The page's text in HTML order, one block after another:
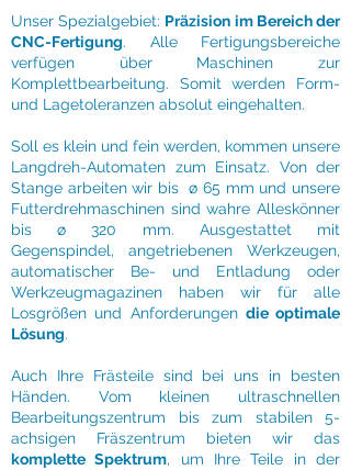
Unser Spezialgebiet: Präzision im Bereich der
CNC-Fertigung. Alle Fertigungsbereiche
verfügen über Maschinen zur
Komplettbearbeitung. Somit werden Form-
und Lagetoleranzen absolut eingehalten.
Soll es klein und fein werden, kommen unsere
Langdreh-Automaten zum Einsatz. Von der
Stange arbeiten wir bisø 65 mm und unsere
Futterdrehmaschinen sind wahre Alleskönner
bis ø 320 mm. Ausgestattet mit
Gegenspindel, angetriebenen Werkzeugen,
automatischer Be- und Entladung oder
Werkzeugmagazinen haben wir für alle
Losgrößen und Anforderungen die optimale
Lösung.
Auch Ihre Frästeile sind bei uns in besten
Händen. Vom kleinen ultraschnellen
Bearbeitungszentrum bis zum stabilen 5-
achsigen Fräszentrum bieten wir das
komplette Spektrum, um Ihre Teile in der